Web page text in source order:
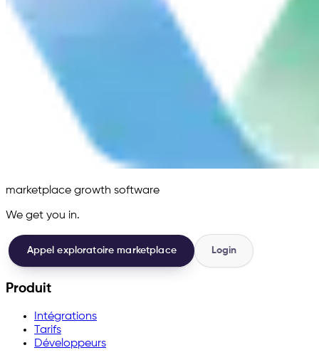
marketplace growth software
We get you in.
Appel exploratoire marketplace Login
Produit
Intégrations
Tarifs
Développeurs